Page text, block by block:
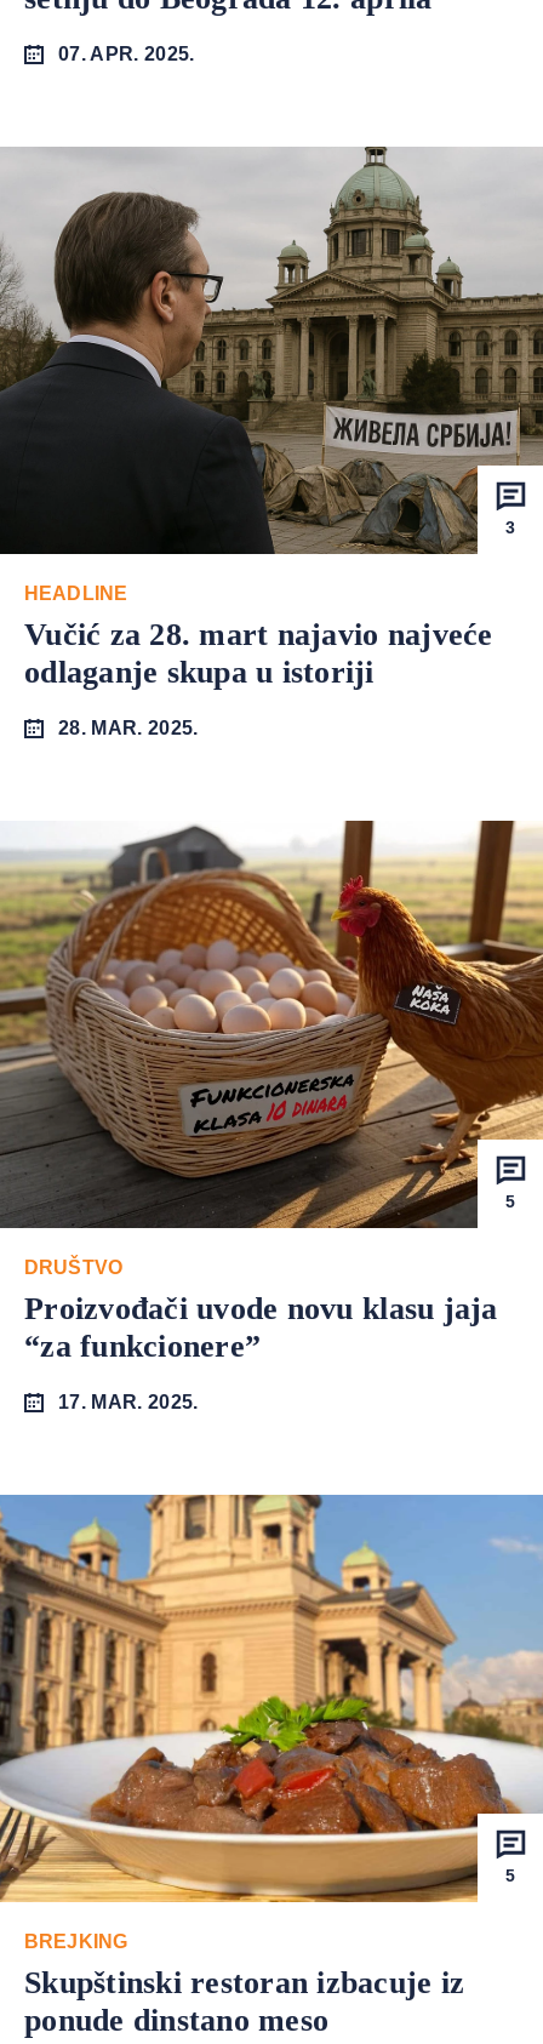
07. APR. 2025.
3
HEADLINE
Vučić za 28. mart najavio najveće
odlaganje skupa u istoriji
28. MAR. 2025.
5
DRUŠTVO
Proizvođači uvode novu klasu jaja
“za funkcionere”
17. MAR. 2025.
5
BREJKING
Skupštinski restoran izbacuje iz
ponude dinstano meso